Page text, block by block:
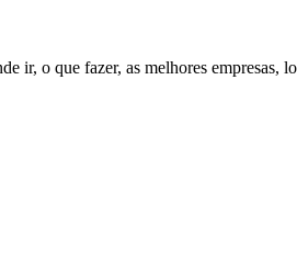
ir, o que fazer, as melhores empresas,